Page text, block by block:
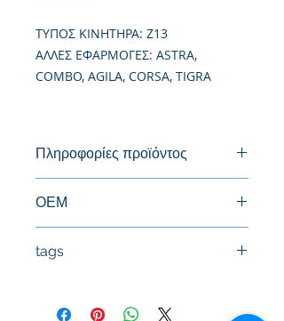
TΥΠΟΣ ΚΙΝΗΤΗΡΑ: Z13
ΑΛΛΕΣ ΕΦΑΡΜΟΓΕΣ: ASTRA,
COMBO, AGILA, CORSA, TIGRA
Πληροφορίες προϊόντος
ΟΕΜ
tags
#Κυλινδροκεφαλή #Κεφαλάρι